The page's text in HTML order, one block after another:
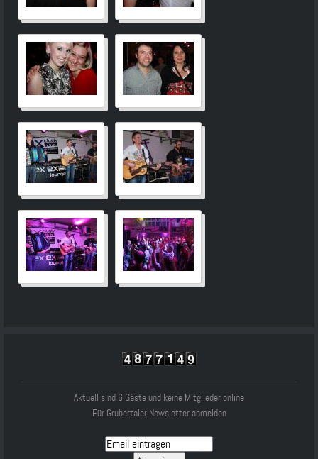
Aktuell sind 6 Gäste und keine Mitglieder online
Für Grubertaler Newsletter anmelden